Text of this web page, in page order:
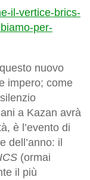
il-vertice-brics-
per-
nuovo
impero; come
a Kazan avrà
è l’evento di
dell’anno: il
(ormai
il più